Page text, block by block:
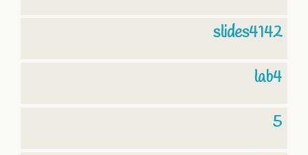
slides4142
lab4
5